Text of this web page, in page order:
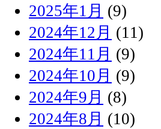
2025年1月 (9)
2024年12月 (11)
2024年11月 (9)
2024年10月 (9)
2024年9月 (8)
2024年8月 (10)